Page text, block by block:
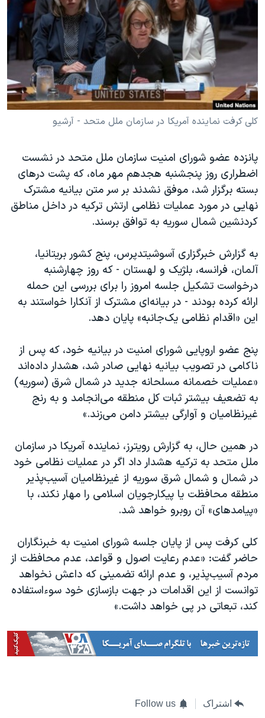
فرهنگ و زندگی
حقوق شهروندی
اقتصادی
علم و فناوری
اسرائیل در جنگ
گالری عکس
مستندها
انتخابات ریاست جمهوری آمریکا ۲۰۲۴
حمله جمهوری اسلامی به اسرائیل
رمز مهسا
ورزش زنان در ایران
اعتراضات زن، زندگی، آزادی
تریبونال مردمی آبان ۹۸
دادگاه حمید نوری
چهل سال گروگان‌گیری
قانون شفافیت دارائی کادر رهبری ایران
اعتراضات مردمی آبان ۹۸
اسرائیل در جنگ
نرگس محمدی برنده جایزه نوبل صلح
همایش محافظه‌کاران آمریکا «سی‌پک»
سفر پرزیدنت ترامپ به چین
دنبال کنید
زبانهای مختلف
کلی کرفت نماینده آمریکا در سازمان ملل متحد - آرشیو
پانزده عضو شورای امنیت سازمان ملل متحد در نشست
اضطراری روز پنجشنبه هجدهم مهر ماه، که پشت درهای
بسته برگزار شد، موفق نشدند بر سر متن بیانیه مشترک
نهایی در مورد عملیات نظامی ارتش ترکیه در داخل مناطق
کردنشین شمال سوریه به توافق برسند.
به گزارش خبرگزاری آسوشیتدپرس، پنج کشور بریتانیا،
آلمان، فرانسه، بلژیک و لهستان - که روز چهارشنبه
درخواست تشکیل جلسه امروز را برای بررسی این حمله
ارائه کرده بودند - در بیانه‌ای مشترک از آنکارا خواستند به
این «اقدام نظامی یک‌جانبه» پایان دهد.
پنج عضو اروپایی شورای امنیت در بیانیه خود، که پس از
ناکامی در تصویب بیانیه نهایی صادر شد، هشدار داده‌اند
«عملیات خصمانه مسلحانه جدید در شمال شرق (سوریه)
به تضعیف بیشتر ثبات کل منطقه می‌انجامد و به رنج
غیرنظامیان و آوارگی بیشتر دامن می‌زند.»
در همین حال، به گزارش رویترز، نماینده آمریکا در سازمان
ملل متحد به ترکیه هشدار داد اگر در عملیات نظامی خود
در شمال و شمال شرق سوریه از غیرنظامیان آسیب‌پذیر
منطقه محافظت یا پیکارجویان اسلامی را مهار نکند، با
«پیامدهای» آن روبرو خواهد شد.
کلی کرفت پس از پایان جلسه شورای امنیت به خبرنگاران
حاضر گفت: «عدم رعایت اصول و قواعد، عدم محافظت از
مردم آسیب‌پذیر، و عدم ارائه تضمینی که داعش نخواهد
توانست از این اقدامات در جهت بازسازی خود سوء‌استفاده
کند، تبعاتی در پی خواهد داشت.»
اشتراک Follow us